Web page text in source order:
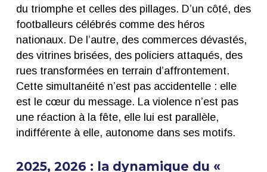
du triomphe et celles des pillages. D’un côté, des
footballeurs célébrés comme des héros
nationaux. De l’autre, des commerces dévastés,
des vitrines brisées, des policiers attaqués, des
rues transformées en terrain d’affrontement.
Cette simultanéité n’est pas accidentelle : elle
est le cœur du message. La violence n’est pas
une réaction à la fête, elle lui est parallèle,
indifférente à elle, autonome dans ses motifs.
2025, 2026 : la dynamique du «